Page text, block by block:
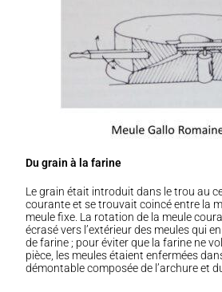
Du grain à la farine
Le grain était introduit dans le trou au
courante et se trouvait coincé entre la
meule fixe. La rotation de la meule
écrasé vers l’extérieur des meules qui
de farine ; pour éviter que la farine ne
pièce, les meules étaient enfermées
démontable composée de l’archure et